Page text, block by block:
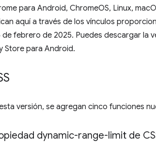
para Android, ChromeOS, Linux,
aquí a través de los vínculos
de febrero de 2025. Puedes descargar la
Store para Android.
versión, se agregan cinco funciones
dynamic-range-limit de